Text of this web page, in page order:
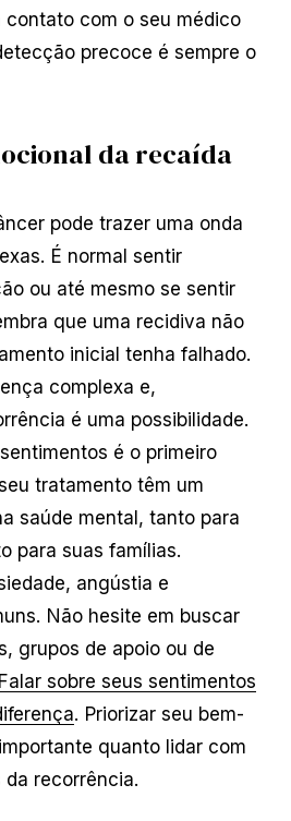
com o seu médico
precoce é sempre o
da recaída
pode trazer uma onda
É normal sentir
ou até mesmo se sentir
que uma recidiva não
inicial tenha falhado.
complexa e,
é uma possibilidade.
é o primeiro
tratamento têm um
saúde mental, tanto para
para suas famílias.
angústia e
Não hesite em buscar
grupos de apoio ou de
Falar sobre seus sentimentos
. Priorizar seu bem-
quanto lidar com
recorrência.